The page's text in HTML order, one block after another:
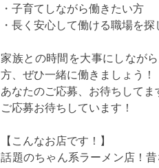
・子育てしながら働きたい方
・⻑く安心して働ける職場を
家族との時間を大事にしなが
方、ぜひ一緒に働きましょう！
あなたのご応募、お待ちしてま
ご応募お待ちしています！
【こんなお店です！】
話題のちゃん系ラーメン店！